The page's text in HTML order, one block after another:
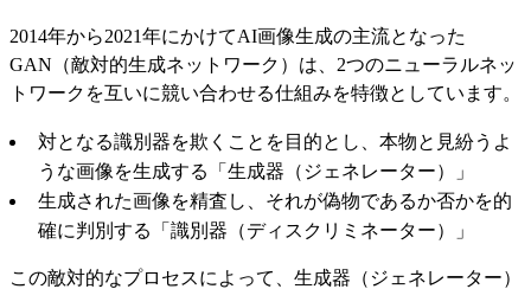
2014年から2021年にかけてAI画像生成の主流となった
GAN（敵対的生成ネットワーク）は、2つのニューラルネッ
トワークを互いに競い合わせる仕組みを特徴としています。
対となる識別器を欺くことを目的とし、本物と見紛うよ
うな画像を生成する「生成器（ジェネレーター）」
生成された画像を精査し、それが偽物であるか否かを的
確に判別する「識別器（ディスクリミネーター）」
この敵対的なプロセスによって、生成器（ジェネレーター）